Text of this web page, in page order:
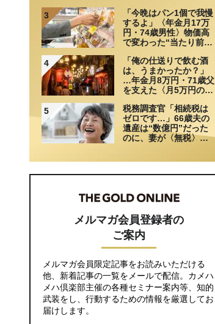
「馬鹿だった」肩を落
とす理由
3
「今晩はパン1個で我慢
するよ」〈年金月17万
円・74歳男性〉物価高
で変わった“当たり前の
4
「俺の仕送りで飲む酒
は、うまかったか？」
…年金月8万円・71歳父
を支えた〈月5万円の援
5
税務調査官「相続税は
ゼロです…」66歳夫の
遺産は“数億円”だった
のに、妻が〈無税〉で
メルマガ会員登録者の
ご案内
メルマガ会員限定記事をお読みいただける
他、新着記事の一覧をメールで配信。カメハ
メハ倶楽部主催の各種セミナー案内等、知的
武装をし、行動するための情報を厳選してお
届けします。